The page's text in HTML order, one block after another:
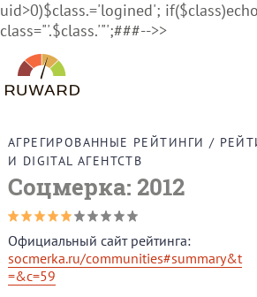
uid>0)$class.='logined';
class="'.$class.'"';###-->>
АГРЕГИРОВАННЫЕ РЕЙТИНГИ /
И DIGITAL АГЕНТСТВ
Соцмерка: 2012
Официальный сайт рейтинга:
socmerka.ru/communities#summary&t
=&c=59